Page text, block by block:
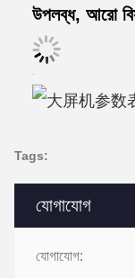
যোগাযোগ
যোগাযোগ:
উপলব্ধ, আরো
Tags: